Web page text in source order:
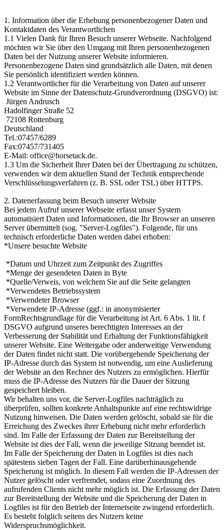
1. Information über die Erhebung personenbezogener Daten und
Kontaktdaten des Verantwortlichen
1.1 Vielen Dank für Ihren Besuch unserer Webseite. Nachfolgend
möchten wir Sie über den Umgang mit Ihren personenbezogenen
Daten bei der Nutzung unserer Website informieren.
Personenbezogene Daten sind grundsätzlich alle Daten, mit denen
Sie persönlich identifiziert werden können.
1.2 Verantwortlicher für die Verarbeitung von Daten auf unserer
Website im Sinne der Datenschutz-Grundverordnung (DSGVO) ist:
Jürgen Andrusch
Hadolfinger Straße 52
72108 Rottenburg
Deutschland
Tel.:07457/6289
Fax:07457/731405
E-Mail: office@horsetack.de.
1.3 Um die Sicherheit Ihrer Daten bei der Übertragung zu schützen,
verwenden wir dem aktuellen Stand der Technik entsprechende
Verschlüsselungsverfahren (z. B. SSL oder TSL) über HTTPS.
2. Datenerfassung beim Besuch unserer Website
Bei jedem Aufruf unserer Webseite erfasst unser System
automatisiert Daten und Informationen, die Ihr Browser an unseren
Server übermittelt (sog. "Server-Logfiles"). Folgende, für uns
technisch erforderliche Daten werden dabei erhoben:
*Unsere besuchte Website
*Datum und Uhrzeit zum Zeitpunkt des Zugriffes
*Menge der gesendeten Daten in Byte
*Quelle/Verweis, von welchem Sie auf die Seite gelangten
*Verwendetes Betriebssystem
*Verwendeter Browser
*Verwendete IP-Adresse (ggf.: in anonymisierter
FormRechtsgrundlage für die Verarbeitung ist Art. 6 Abs. 1 lit. f
DSGVO aufgrund unseres berechtigten Interesses an der
Verbesserung der Stabilität und Erhaltung der Funktionsfähigkeit
unserer Website. Eine Weitergabe oder anderweitige Verwendung
der Daten findet nicht statt. Die vorübergehende Speicherung der
IP-Adresse durch das System ist notwendig, um eine Auslieferung
der Website an den Rechner des Nutzers zu ermöglichen. Hierfür
muss die IP-Adresse des Nutzers für die Dauer der Sitzung
gespeichert bleiben.
Wir behalten uns vor, die Server-Logfiles nachträglich zu
überprüfen, sollten konkrete Anhaltspunkte auf eine rechtswidrige
Nutzung hinweisen. Die Daten werden gelöscht, sobald sie für die
Erreichung des Zweckes ihrer Erhebung nicht mehr erforderlich
sind. Im Falle der Erfassung der Daten zur Bereitstellung der
Website ist dies der Fall, wenn die jeweilige Sitzung beendet ist.
Im Falle der Speicherung der Daten in Logfiles ist dies nach
spätestens sieben Tagen der Fall. Eine darüberhinausgehende
Speicherung ist möglich. In diesem Fall werden die IP-Adressen der
Nutzer gelöscht oder verfremdet, sodass eine Zuordnung des
aufrufenden Clients nicht mehr möglich ist. Die Erfassung der Daten
zur Bereitstellung der Website und die Speicherung der Daten in
Logfiles ist für den Betrieb der Internetseite zwingend erforderlich.
Es besteht folglich seitens des Nutzers keine
Widerspruchsmöglichkeit.